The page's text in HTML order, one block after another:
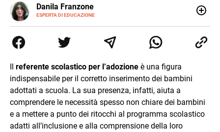
Danila Franzone
ESPERTA DI EDUCAZIONE
E-
MAIL
LINKEDIN
alla scuola, alla crescita personale e ai bambini con
bisogni speciali. Nel tempo libero amo leggere libri di ogni
benessere in tutte le sue forme.
Il referente scolastico per l’adozione è una figura
indispensabile per il corretto inserimento dei bambini
adottati a scuola. La sua presenza, infatti, aiuta a
comprendere le necessità spesso non chiare dei bambini
e a mettere a punto dei ritocchi al programma scolastico
adatti all’inclusione e alla comprensione della loro